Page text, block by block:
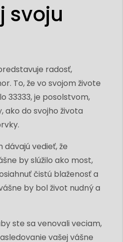
svoju
radosť,
To, že vo svojom živote
33333, je posolstvom,
ako do svojho života
dávajú vedieť, že
by slúžilo ako most,
čistú blaženosť a
by bol život nudný a
ste sa venovali veciam,
vašej vášne